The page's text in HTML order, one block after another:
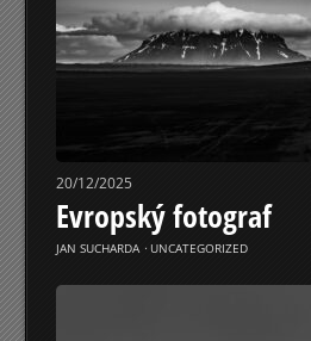
20/12/2025
Evropský fotograf
JAN SUCHARDA ⋅ UNCATEGORIZED